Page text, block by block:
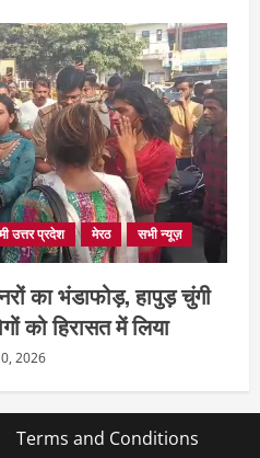
उत्तर प्रदेश मेरठ सभी न्यूज़
का भंडाफोड़, हापुड़ चुंगी
को हिरासत में लिया
2026
Terms and Conditions